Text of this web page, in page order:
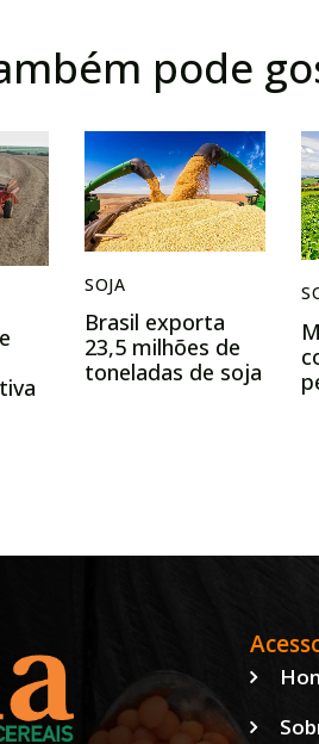
pode
SOJA
Brasil exporta
23,5 milhões de
toneladas de soja